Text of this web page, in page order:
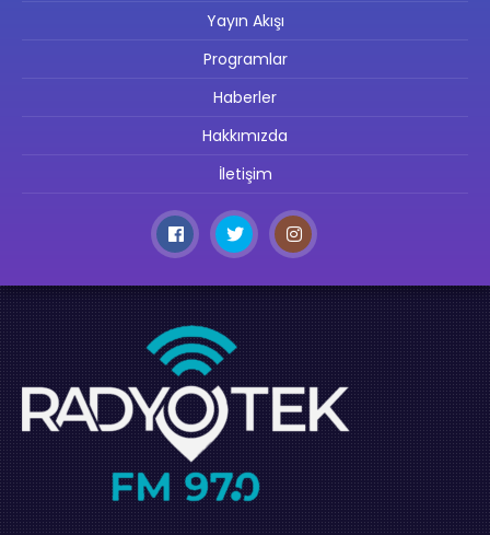
Yayın Akışı
Programlar
Haberler
Hakkımızda
İletişim